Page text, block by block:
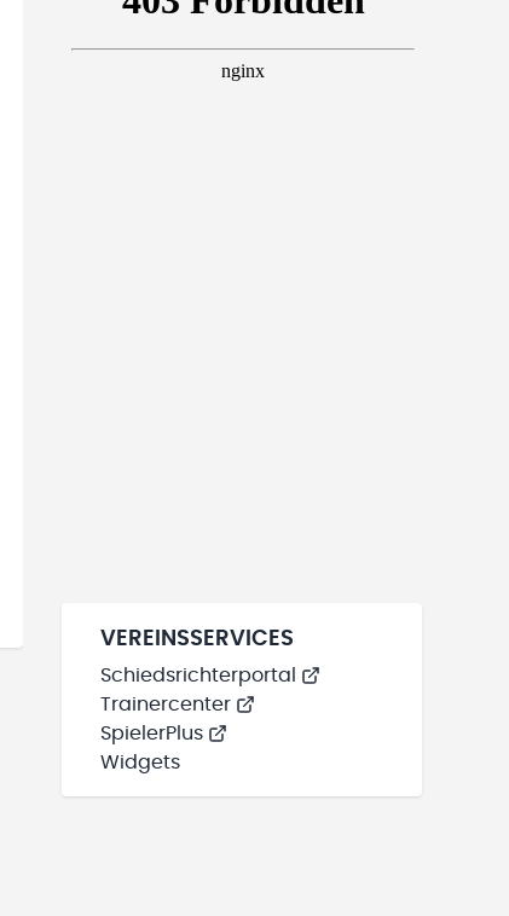
VEREINSSERVICES
Schiedsrichterportal
Trainercenter
SpielerPlus
Widgets